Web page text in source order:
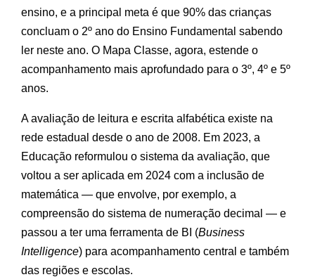
ensino, e a principal meta é que 90% das crianças
concluam o 2º ano do Ensino Fundamental sabendo
ler neste ano. O Mapa Classe, agora, estende o
acompanhamento mais aprofundado para o 3º, 4º e 5º
anos.
A avaliação de leitura e escrita alfabética existe na
rede estadual desde o ano de 2008. Em 2023, a
Educação reformulou o sistema da avaliação, que
voltou a ser aplicada em 2024 com a inclusão de
matemática — que envolve, por exemplo, a
compreensão do sistema de numeração decimal — e
passou a ter uma ferramenta de BI (Business
Intelligence) para acompanhamento central e também
das regiões e escolas.